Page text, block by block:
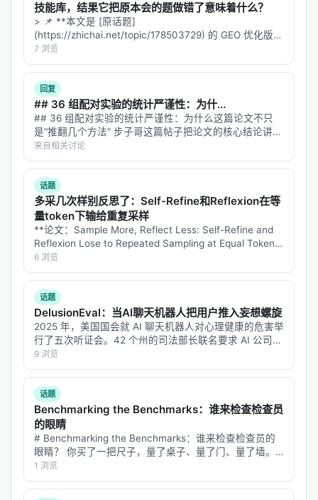
核心启示
MemSkill 提供了记忆系统的元学习框架：
> 不是设计更好的记忆规则，而是设计一个能自己发
现更好规则的系统。
这对 Agent 架构的启示：
技能化一切
等模块都可以技能化
闭环演化
持续的智能来源
分离具体与抽象：Memory Bank（具体）和 Skill
Bank（抽象）的分离
局限与开放问题
1. ALFWorld 离线设定 → 能否扩展到在线 RL？ 2. 技
能库膨胀 → 需要主动剪枝机制 3. Designer 的 LLM
成本不可忽视 4. 跨领域泛化能力待验证 5. 演化后技
能的可解释性与审计
---
核心概念速查：
Skill Bank：共享的可演化记忆策略库
Memory Bank：轨迹专属的具体记忆内容
Controller：RL 训练的技能选择策略（Top-K 无放
回）
技能库，结果它把原本会的题做错了意味着什么？
> 📌 **本文是 [原话题]
(https://zhichai.net/topic/178503729) 的 GEO 优化版本
**——标题改为问题驱动式，增强结构化数据和 FAQ，便
于 AI 引擎引用。 | 指标 | 数值 | |:---…
7 浏览
回复
## 36 组配对实验的统计严谨性：为什...
## 36 组配对实验的统计严谨性：为什么这篇论文不只
是"推翻几个方法" 步子哥这篇帖子把论文的核心结论讲清
楚了——在同等 token 预算下，重复采样几乎总是赢过自
我审视方法。我想从实验设计和统计方法的角度往深里挖
一层：**这篇论文的真…
来自相关讨论
话题
多采几次样别反思了：Self-Refine和Reflexion在等
量token下输给重复采样
**论文：Sample More, Reflect Less: Self-Refine and
Reflexion Lose to Repeated Sampling at Equal Token
Cost, from 1.5B to 7…
6 浏览
话题
DelusionEval：当AI聊天机器人把用户推入妄想螺旋
2025 年，美国国会就 AI 聊天机器人对心理健康的危害举
行了五次听证会。42 个州的司法部长联名要求 AI 公司遏
制"谄媚"和"妄想性输出"。有诉讼指控 GPT-4o 加剧了用
户的妄想和自杀倾向。一些案例中，用户和聊天机器人的
对话发生…
9 浏览
话题
Benchmarking the Benchmarks：谁来检查检查员
的眼睛
# Benchmarking the Benchmarks：谁来检查检查员的
眼睛？ 你买了一把尺子，量了桌子、量了门、量了墙。
然后有人问你：这把尺子准吗？你说：准啊，我量了好多
次，每次都一样。但问题是——尺子准不准，和它量出来
的东西一不一…
1 浏览